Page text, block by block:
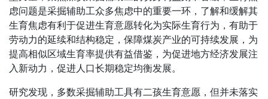
虑问题是采掘辅助工众多焦虑中的重要一环，了解和缓解其
生育焦虑有利于促进生育意愿转化为实际生育行为，有助于
劳动力的延续和结构稳定，保障煤炭产业的可持续发展，为
提高相似区域生育率提供有益借鉴，为促进地方经济发展注
入新动力，促进人口长期稳定均衡发展。
研究发现，多数采掘辅助工具有二孩生育意愿，但并未落实